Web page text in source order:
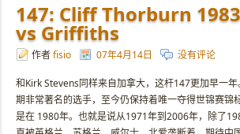
147: Cliff Thorburn
vs Griffiths
作者fisio 07年4月14日 没有评论
和Kirk Stevens同样来自加拿大，这杆147更加早一
期非常著名的选手，至今仍保持着唯一夺得世锦赛锦
是在 1980年。也就是说从1971年到2006年，除了